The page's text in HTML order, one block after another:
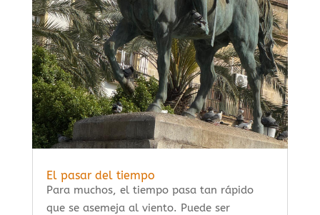
El pasar del tiempo
Para muchos, el tiempo pasa tan rápido
que se asemeja al viento. Puede ser